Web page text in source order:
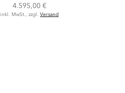
4.595,00 €
inkl. MwSt., zzgl.Versand